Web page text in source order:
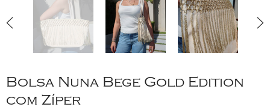
Bolsa Nuna Bege Gold Edition
com Zíper